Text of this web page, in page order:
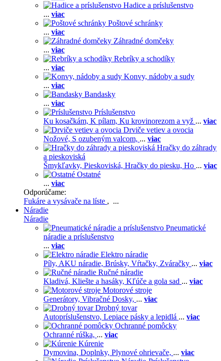
Hadice a príslušenstvo
... viac
Poštové schránky
... viac
Záhradné domčeky
... viac
Rebríky a schodíky
... viac
Konvy, nádoby a sudy
... viac
Bandasky
... viac
Príslušenstvo
Ku kosačkám, K pílam, Ku krovinorezom a vyž ... viac
Drviče vetiev a ovocia
Nožové, S ozubeným valcom, ... viac
Hračky do záhrady
a pieskoviská
Šmykľavky, Pieskoviská, Hračky do piesku, Ho ... viac
Ostatné
... viac
Odporúčame:
Fukáre a vysávače na líste , ...
Náradie
Náradie
Pneumatické
náradie a príslušenstvo
... viac
Elektro náradie
Píly, AKU náradie, Brúsky, Vŕtačky, Zváračky ... viac
Ručné náradie
Kladivá, Kliešte a hasáky, Kľúče a gola sad ... viac
Motorové stroje
Generátory, Vibračné Dosky, ... viac
Drobný tovar
Autopríslušenstvo, Lepiace pásky a lepidlá ... viac
Ochranné pomôcky
Ochranné rúška, ... viac
Kúrenie
Dymovina, Doplnky, Plynové ohrievače, ... viac